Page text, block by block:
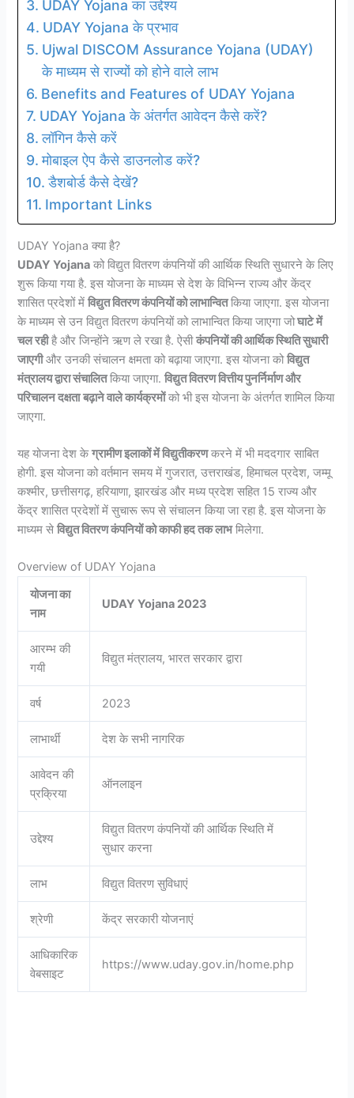
UDAY Yojana का उद्देश्य
UDAY Yojana के प्रभाव
Ujwal DISCOM Assurance Yojana (UDAY)
के माध्यम से राज्यों को होने वाले लाभ
Benefits and Features of UDAY Yojana
UDAY Yojana के अंतर्गत आवेदन कैसे करें?
लॉगिन कैसे करें
मोबाइल ऐप कैसे डाउनलोड करें?
डैशबोर्ड कैसे देखें?
Important Links
UDAY Yojana क्या है?
UDAY Yojana को विद्युत वितरण कंपनियों की आर्थिक स्थिति सुधारने के लिए
शुरू किया गया है. इस योजना के माध्यम से देश के विभिन्न राज्य और केंद्र
शासित प्रदेशों मेंविद्युत वितरण कंपनियों को लाभान्वितकिया जाएगा. इस योजना
के माध्यम से उन विद्युत वितरण कंपनियों को लाभान्वित किया जाएगा जोघाटे में
चल रहीहै और जिन्होंने ऋण ले रखा है. ऐसीकंपनियों की आर्थिक स्थिति सुधारी
जाएगीऔर उनकी संचालन क्षमता को बढ़ाया जाएगा. इस योजना कोविद्युत
मंत्रालय द्वारा संचालितकिया जाएगा.विद्युत वितरण वित्तीय पुनर्निर्माण और
परिचालन दक्षता बढ़ाने वाले कार्यक्रमोंको भी इस योजना के अंतर्गत शामिल किया
जाएगा.
यह योजना देश केग्रामीण इलाकों में विद्युतीकरणकरने में भी मददगार साबित
होगी. इस योजना को वर्तमान समय में गुजरात, उत्तराखंड, हिमाचल प्रदेश, जम्मू
कश्मीर, छत्तीसगढ़, हरियाणा, झारखंड और मध्य प्रदेश सहित 15 राज्य और
केंद्र शासित प्रदेशों में सुचारू रूप से संचालन किया जा रहा है. इस योजना के
माध्यम सेविद्युत वितरण कंपनियों को काफी हद तक लाभमिलेगा.
Overview of UDAY Yojana
योजना का
नाम
UDAY Yojana 2023
आरम्भ की
गयी
विद्युत मंत्रालय, भारत सरकार द्वारा
वर्ष 2023
लाभार्थी देश के सभी नागरिक
आवेदन की
प्रक्रिया
ऑनलाइन
उद्देश्य
विद्युत वितरण कंपनियों की आर्थिक स्थिति में
सुधार करना
लाभ विद्युत वितरण सुविधाएं
श्रेणी केंद्र सरकारी योजनाएं
आधिकारिक
वेबसाइट
https://www.uday.gov.in/home.php